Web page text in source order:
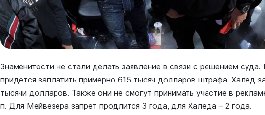
Знаменитости не стали делать заявление в связи с решением суда.
придется заплатить примерно 615 тысяч долларов штрафа. Халед
тысячи долларов. Также они не смогут принимать участие в
п. Для Мейвезера запрет продлится 3 года, для Халеда – 2 года.